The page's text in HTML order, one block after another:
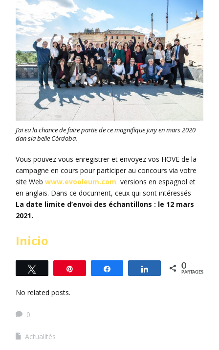
J’ai eu la chance de faire partie de ce magnifique jury en mars 2020
dan sla belle Córdoba.
Vous pouvez vous enregistrer et envoyez vos HOVE de la
campagne en cours pour participer au concours via votre
site Web www.evooleum.com versions en espagnol et
en anglais. Dans ce document, ceux qui sont intéressés
La date limite d’envoi des échantillons : le 12 mars
2021.
Inicio
Tweetez Partagez Partagez 0
PARTAGES
No related posts.
0
Actualités